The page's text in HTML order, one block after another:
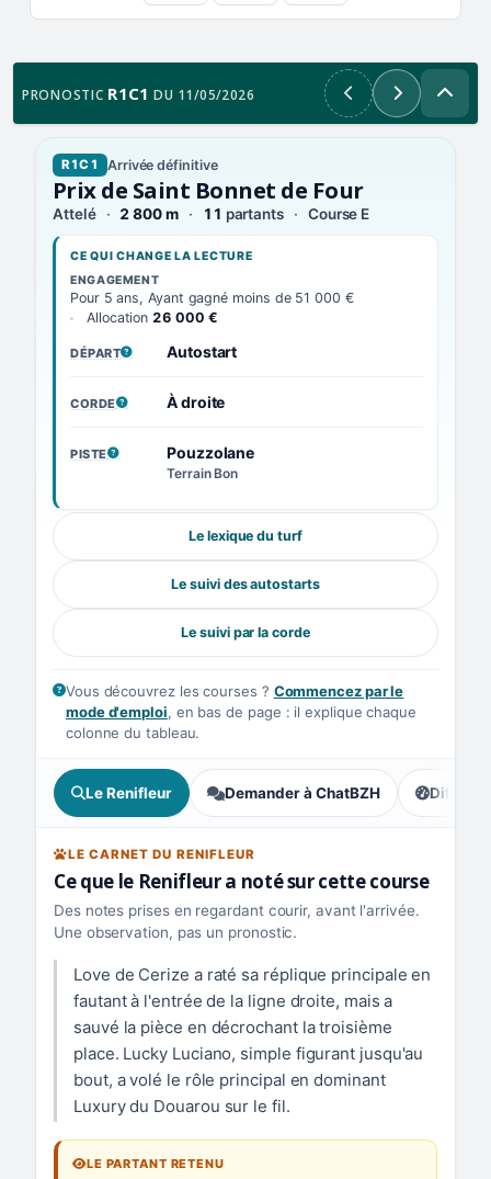
PRONOSTIC R1C1 DU 11/05/2026 PrécédentSuivant
R1C1 Arrivée définitive
Prix de Saint Bonnet de Four
Attelé 2 800 m 11 partants Course E
CE QUI CHANGE LA LECTURE
ENGAGEMENT
Pour 5 ans, Ayant gagné moins de 51 000 €
Allocation 26 000 €
DÉPART
, VOIR LA DÉFINITIONAutostart
CORDE
, VOIR LA DÉFINITION
À droite
PISTE
, VOIR LA DÉFINITIONPouzzolane
Terrain Bon
Le lexique du turf
Le suivi des autostarts
Le suivi par la corde
Vous découvrez les courses ? Commencez par le
mode d'emploi, en bas de page : il explique chaque
colonne du tableau.
Le Renifleur Demander à ChatBZH ,
LE CARNET DU RENIFLEUR
Ce que le Renifleur a noté sur cette course
Des notes prises en regardant courir, avant l'arrivée.
Une observation, pas un pronostic.
Love de Cerize a raté sa réplique principale en
fautant à l'entrée de la ligne droite, mais a
sauvé la pièce en décrochant la troisième
place. Lucky Luciano, simple figurant jusqu'au
bout, a volé le rôle principal en dominant
Luxury du Douarou sur le fil.
LE PARTANT RETENU